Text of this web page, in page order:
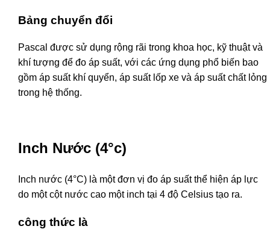
Bảng chuyển đổi
Pascal được sử dụng rộng rãi trong khoa học, kỹ thuật và
khí tượng để đo áp suất, với các ứng dụng phổ biến bao
gồm áp suất khí quyển, áp suất lốp xe và áp suất chất lỏng
trong hệ thống.
Inch Nước (4°c)
Inch nước (4°C) là một đơn vị đo áp suất thể hiện áp lực
do một cột nước cao một inch tại 4 độ Celsius tạo ra.
công thức là